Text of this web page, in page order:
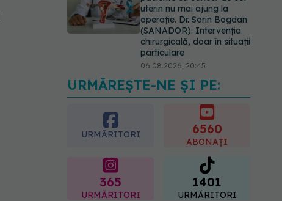
EXCLUSIV Ce grăbește
apariția ridurilor. Nu este
doar vârsta. Ce spun
dermatologii
07.08.2026, 10:02
URMĂREȘTE-NE ȘI PE:
URMĂRITORI 6560
ABONAȚI
365
URMĂRITORI
1401
URMĂRITORI